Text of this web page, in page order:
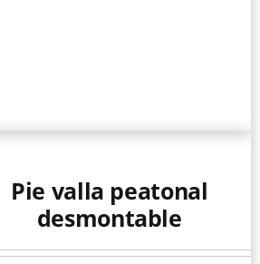
Pie valla peatonal
desmontable